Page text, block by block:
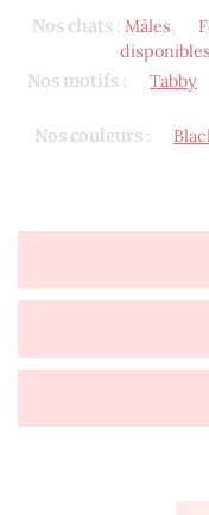
Nos chats: Mâles,
disponibles
Nos motifs : Tabby
Nos couleurs :